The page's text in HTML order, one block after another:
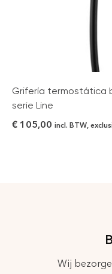
Grifería termostática
serie Line
€ 105,00 incl. BTW,
Wij